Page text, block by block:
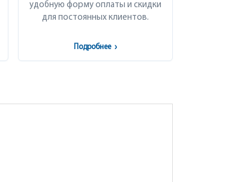
удобную форму оплаты и скидки
для постоянных клиентов.
Подробнее ›